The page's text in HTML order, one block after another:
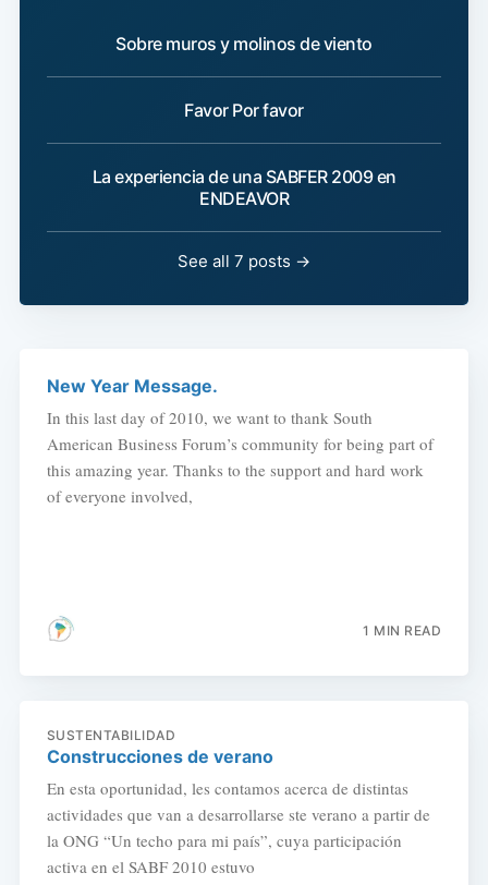
Sobre muros y molinos de viento
Favor Por favor
La experiencia de una SABFER 2009 en
ENDEAVOR
See all 7 posts →
New Year Message.
In this last day of 2010, we want to thank South
American Business Forum’s community for being part of
this amazing year. Thanks to the support and hard work
of everyone involved,
1 MIN READ
SUSTENTABILIDAD
Construcciones de verano
En esta oportunidad, les contamos acerca de distintas
actividades que van a desarrollarse ste verano a partir de
la ONG “Un techo para mi país”, cuya participación
activa en el SABF 2010 estuvo